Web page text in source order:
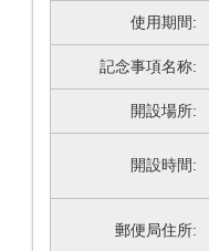
使用期間:
記念事項名称:
開設場所:
開設時間:
郵便局住所: